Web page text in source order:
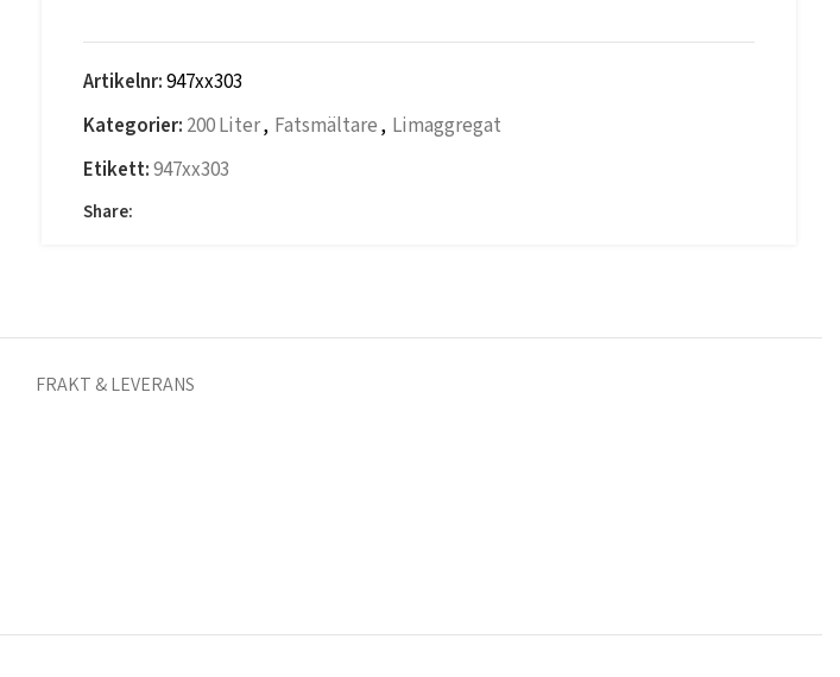
Artikelnr:947xx303
Kategorier: 200 Liter, Fatsmältare, Limaggregat
Etikett:947xx303
Share:
FRAKT & LEVERANS